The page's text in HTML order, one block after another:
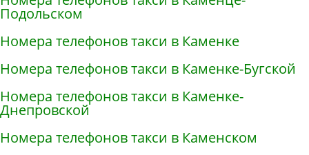
Подольском
Номера телефонов такси в Каменке
Номера телефонов такси в Каменке-Бугской
Номера телефонов такси в Каменке-
Днепровской
Номера телефонов такси в Каменском